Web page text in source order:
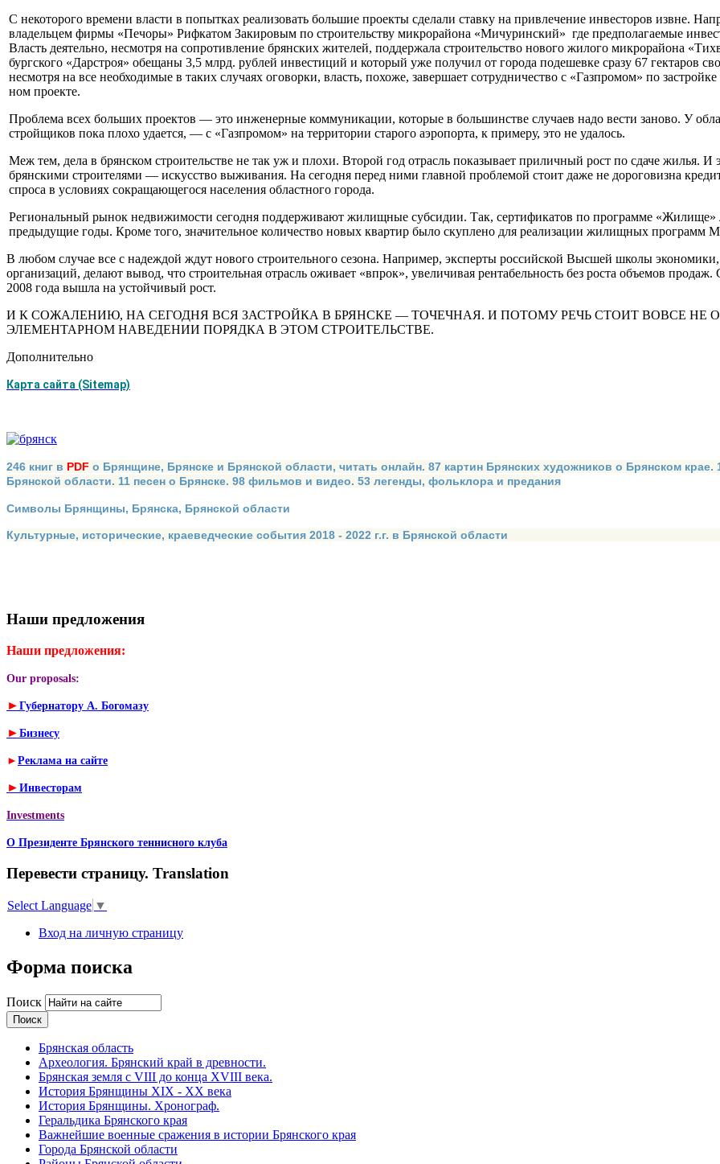
С некоторого времени власти в попытках реализовать боль­шие проекты сделали ставку на привлечение инвесторов извне.
владельцем фирмы «Печоры» Рифкатом Закировым по строи­тельству микрорайона «Мичу­ринский» где предполагаемые
Власть деятельно, несмотря на сопро­тивление брянских жителей, поддержала строительство но­вого жилого микрорайона
бургского «Дарстроя» обещаны 3,5 млрд. рублей инвестиций и который уже получил от города подешевке сразу 67 гектаров
несмотря на все необходимые в таких случаях оговорки, власть, похоже, завершает сотрудниче­ство с «Газпромом» по
ном проекте.
Проблема всех больших про­ектов — это инженерные комму­никации, которые в большинстве случаев надо вести заново. У
стройщиков пока плохо удается, — с «Газпромом» на территории старого аэропорта, к примеру, это не удалось.
Меж тем, дела в брянском строительстве не так уж и пло­хи. Второй год отрасль показывает приличный рост по сдаче жилья. И
брянскими строите­лями — искусство выживания. На сегодня перед ними главной проблемой стоит даже не до­роговизна
спроса в услови­ях сокращающегося населения областного города.
Региональный рынок недви­жимости сегодня поддерживают жилищные субсидии. Так, сер­тификатов по программе «Жи­лище»
предыдущие годы. Кроме того, значительное количество новых квартир было скуплено для реализации жилищных про­грамм
В любом случае все с надеж­дой ждут нового строительно­го сезона. Например, эксперты российской Высшей школы
организаций, делают вывод, что строительная отрасль оживает «впрок», увеличивая рентабель­ность без роста объемов
2008 года вышла на устойчивый рост.
И К СОЖАЛЕНИЮ, НА СЕГОДНЯ ВСЯ ЗАСТРОЙКА В БРЯНСКЕ — ТОЧЕЧНАЯ. И ПОТОМУ РЕЧЬ СТОИТ ВОВСЕ НЕ
ЭЛЕМЕНТАРНОМ НАВЕДЕНИИ ПОРЯДКА В ЭТОМ СТРОИТЕЛЬСТВЕ.
Дополнительно
Карта сайта (Sitemap)
246 книг в PDF о Брянщине, Брянске и Брянской области, читать онлайн. 87 картин Брянских художников о Брянском
Брянской области. 11 песен о Брянске. 98 фильмов и видео. 53 легенды, фольклора и предания
Символы Брянщины, Брянска, Брянской области
Культурные, исторические, краеведческие события 2018 - 2022 г.г. в Брянской области
Наши предложения
Наши предложения:
Our proposals:
► Губернатору А. Богомазу
► Бизнесу
► Реклама на сайте
► Инвесторам
Investments
О Президенте Брянского теннисного клуба
Перевести страницу. Translation
Select Language ▼
Вход на личную страницу
Форма поиска
Поиск
Брянская область
Археология. Брянский край в древности.
Брянская земля с VIII до конца XVIII века.
История Брянщины XIX - XX века
История Брянщины. Хронограф.
Геральдика Брянского края
Важнейшие военные сражения в истории Брянского края
Города Брянской области